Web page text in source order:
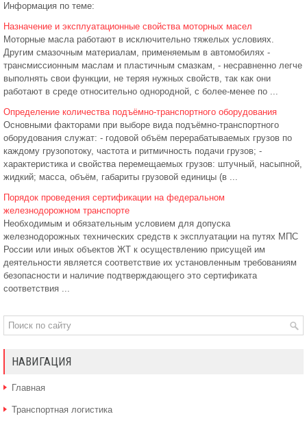
Информация по теме:
Назначение и эксплуатационные свойства моторных масел
Моторные масла работают в исключительно тяжелых условиях.
Другим смазочным материалам, применяемым в автомобилях -
трансмиссионным маслам и пластичным смазкам, - несравненно легче
выполнять свои функции, не теряя нужных свойств, так как они
работают в среде относительно однородной, с более-менее по ...
Определение количества подъёмно-транспортного оборудования
Основными факторами при выборе вида подъёмно-транспортного
оборудования служат: - годовой объём перерабатываемых грузов по
каждому грузопотоку, частота и ритмичность подачи грузов; -
характеристика и свойства перемещаемых грузов: штучный, насыпной,
жидкий; масса, объём, габариты грузовой единицы (в ...
Порядок проведения сертификации на федеральном
железнодорожном транспорте
Необходимым и обязательным условием для допуска
железнодорожных технических средств к эксплуатации на путях МПС
России или иных объектов ЖТ к осуществлению присущей им
деятельности является соответствие их установленным требованиям
безопасности и наличие подтверждающего это сертификата
соответствия ...
НАВИГАЦИЯ
Главная
Транспортная логистика